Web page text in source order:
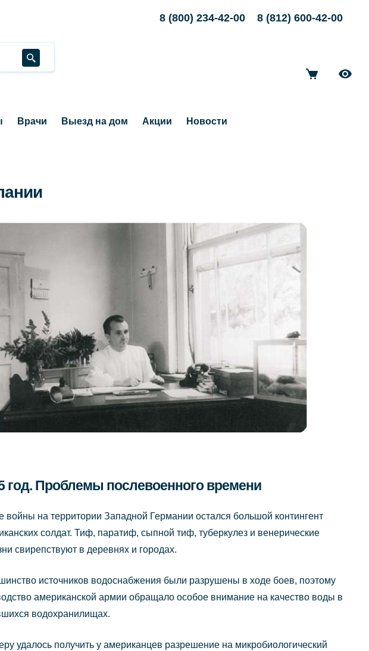
8 (800) 234-42-00 8 (812) 600-42-00
Врачи Выезд на дом Акции Новости
год. Проблемы послевоенного времени
войны на территории Западной Германии остался большой контингент
солдат. Тиф, паратиф, сыпной тиф, туберкулез и венерические
свирепствуют в деревнях и городах.
источников водоснабжения были разрушены в ходе боев, поэтому
американской армии обращало особое внимание на качество воды в
водохранилищах.
удалось получить у американцев разрешение на микробиологический